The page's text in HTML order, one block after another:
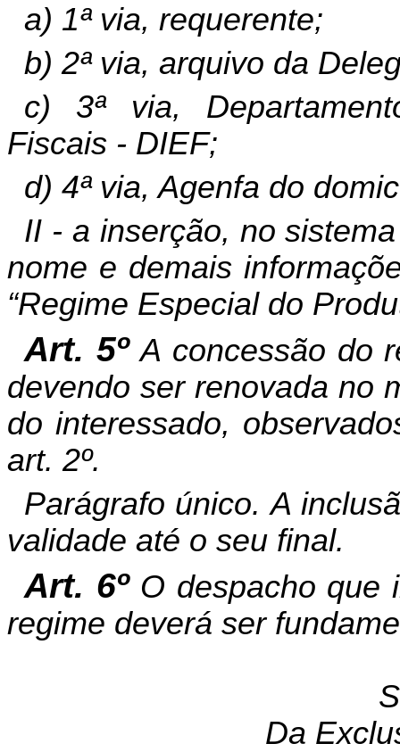
a) 1ª via, requerente;
b) 2ª via, arquivo da
c) 3ª via,
Fiscais - DIEF;
d) 4ª via, Agenfa do
II - a inserção, no
nome e demais
“Regime Especial do
Art. 5ºA concessão do
devendo ser renovada no
do interessado,
art. 2º.
Parágrafo único. A
validade até o seu final.
Art. 6º O despacho que
regime deverá ser
Da